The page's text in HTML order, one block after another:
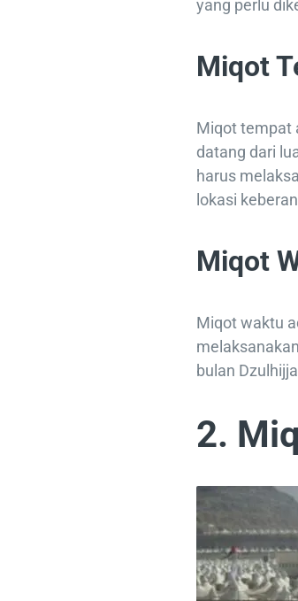
yang perlu
Miqot
Miqot tempat
datang dari
harus
lokasi
Miqot
Miqot waktu
bulan
2.